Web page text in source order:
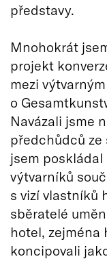
představy.
Mnohokrát
projekt
mezi
o
Navázali jsme
předchůdců
jsem
výtvarníků
s vizí vlastníků
sběratelé
hotel, zejména
koncipovali